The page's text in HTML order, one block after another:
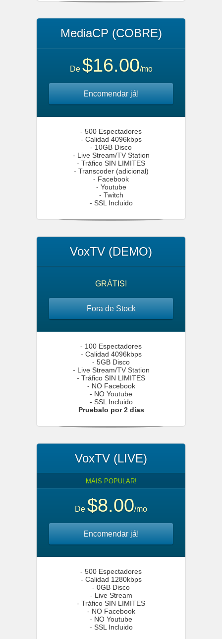
MediaCP (COBRE)
De $16.00/mo
Encomendar já!
- 500 Espectadores
- Calidad 4096kbps
- 10GB Disco
- Live Stream/TV Station
- Tráfico SIN LIMITES
- Transcoder (adicional)
- Facebook
- Youtube
- Twitch
- SSL Incluido
VoxTV (DEMO)
GRÁTIS!
Fora de Stock
- 100 Espectadores
- Calidad 4096kbps
- 5GB Disco
- Live Stream/TV Station
- Tráfico SIN LIMITES
- NO Facebook
- NO Youtube
- SSL Incluido
Pruebalo por 2 días
VoxTV (LIVE)
MAIS POPULAR!
De $8.00/mo
Encomendar já!
- 500 Espectadores
- Calidad 1280kbps
- 0GB Disco
- Live Stream
- Tráfico SIN LIMITES
- NO Facebook
- NO Youtube
- SSL Incluido